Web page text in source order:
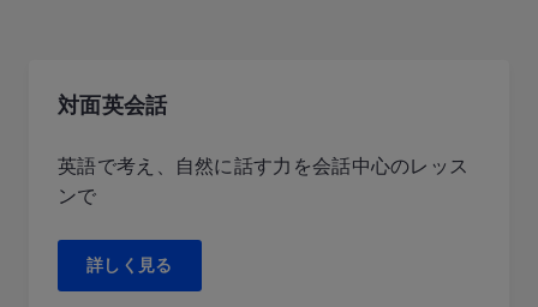
対面英会話
英語で考え、自然に話す力を会話中心のレッス
ンで
詳しく見る